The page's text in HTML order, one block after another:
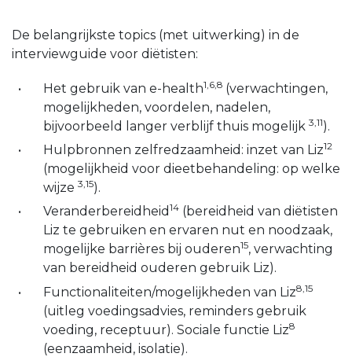
De belangrijkste topics (met uitwerking) in de
interviewguide voor diëtisten:
Het gebruik van e-health1,6,8 (verwachtingen,
mogelijkheden, voordelen, nadelen,
bijvoorbeeld langer verblijf thuis mogelijk 3,11).
Hulpbronnen zelfredzaamheid: inzet van Liz12
(mogelijkheid voor dieetbehandeling: op welke
wijze 3,15).
Veranderbereidheid 14 (bereidheid van diëtisten
Liz te gebruiken en ervaren nut en noodzaak,
mogelijke barrières bij ouderen15, verwachting
van bereidheid ouderen gebruik Liz).
Functionaliteiten/mogelijkheden van Liz8,15
(uitleg voedingsadvies, reminders gebruik
voeding, receptuur). Sociale functie Liz8
(eenzaamheid, isolatie).